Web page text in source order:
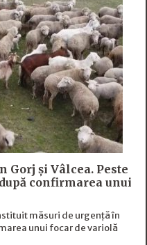
și Vâlcea. Peste
confirmarea unui
măsuri de urgență în
unui focar de variolă